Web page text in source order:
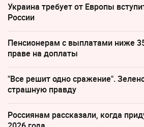
Украина требует от Европы
России
Пенсионерам с выплатами ниже
праве на доплаты
"Все решит одно сражение".
страшную правду
Россиянам рассказали, когда